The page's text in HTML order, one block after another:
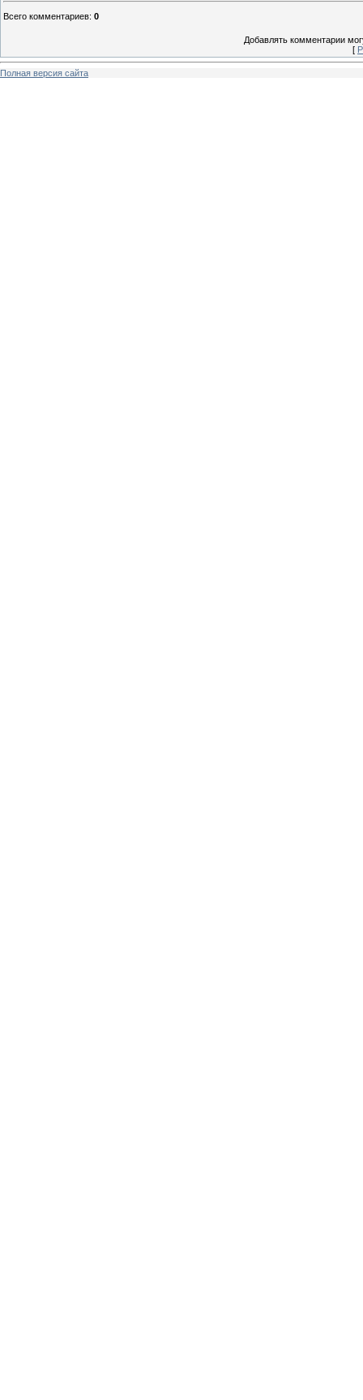
Всего комментариев: 0
Добавлять комментарии
[
Полная версия сайта